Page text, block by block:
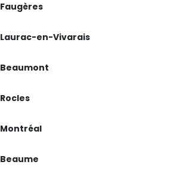
Faugères
Laurac-en-Vivarais
Beaumont
Rocles
Montréal
Beaume